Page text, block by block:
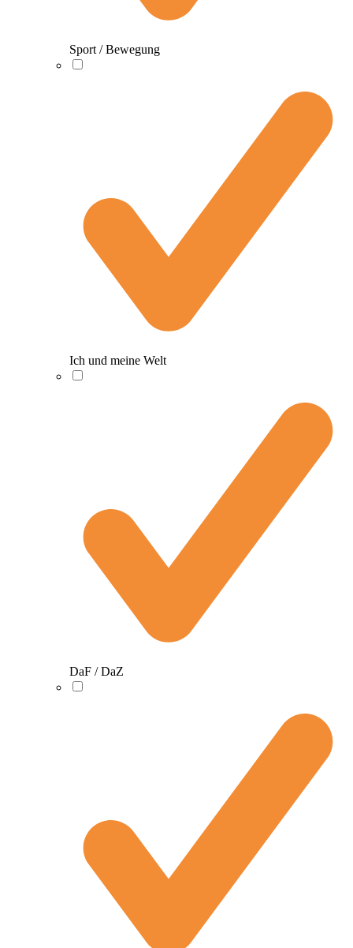
Sport / Bewegung
Ich und meine Welt
DaF / DaZ